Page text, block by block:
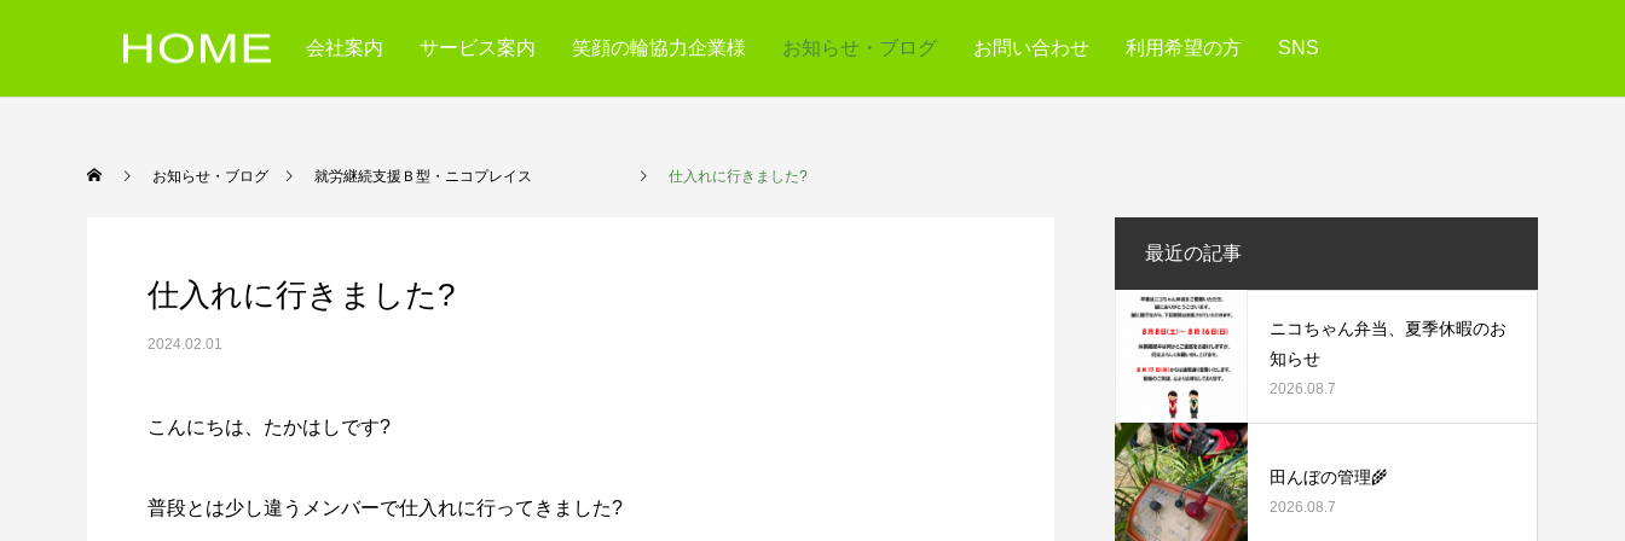
会社案内 サービス案内 笑顔の輪協力企業様 お知らせ・ブログ お問い合わせ 利用希望の方 SNS
お知らせ・ブログ 就労継続支援Ｂ型・ニコプレイス 仕入れに行きました?
仕入れに行きました?
2024.02.01
こんにちは、たかはしです?
普段とは少し違うメンバーで仕入れに行ってきました?
最近の記事
ニコちゃん弁当、夏季休暇のお
知らせ
2026.08.7
田んぼの管理🌾
2026.08.7